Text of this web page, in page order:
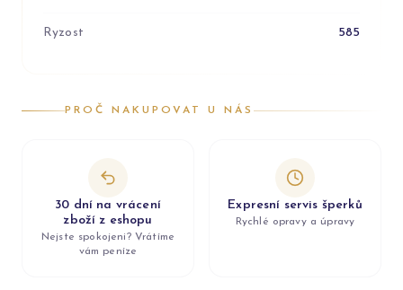
Ryzost 585
PROČ NAKUPOVAT U NÁS
30 dní na vrácení
zboží z eshopu
Nejste spokojeni? Vrátíme
vám peníze
Expresní servis šperků
Rychlé opravy a úpravy